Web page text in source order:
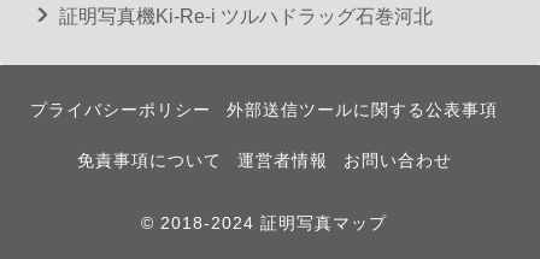
証明写真機Ki-Re-i ツルハドラッグ石巻河北
プライバシーポリシー 外部送信ツールに関する公表事項
免責事項について 運営者情報 お問い合わせ
© 2018-2024 証明写真マップ